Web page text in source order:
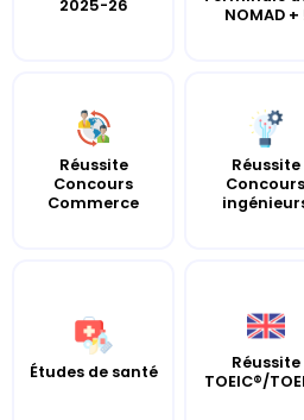
2025-26
NOMAD +
Réussite
Concours
Commerce
Réussite
Concours
Études de santé
Réussite
TOEIC®/